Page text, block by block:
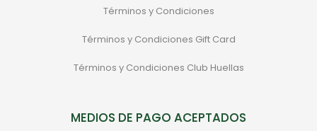
Términos y Condiciones
Términos y Condiciones Gift Card
Términos y Condiciones Club Huellas
MEDIOS DE PAGO ACEPTADOS